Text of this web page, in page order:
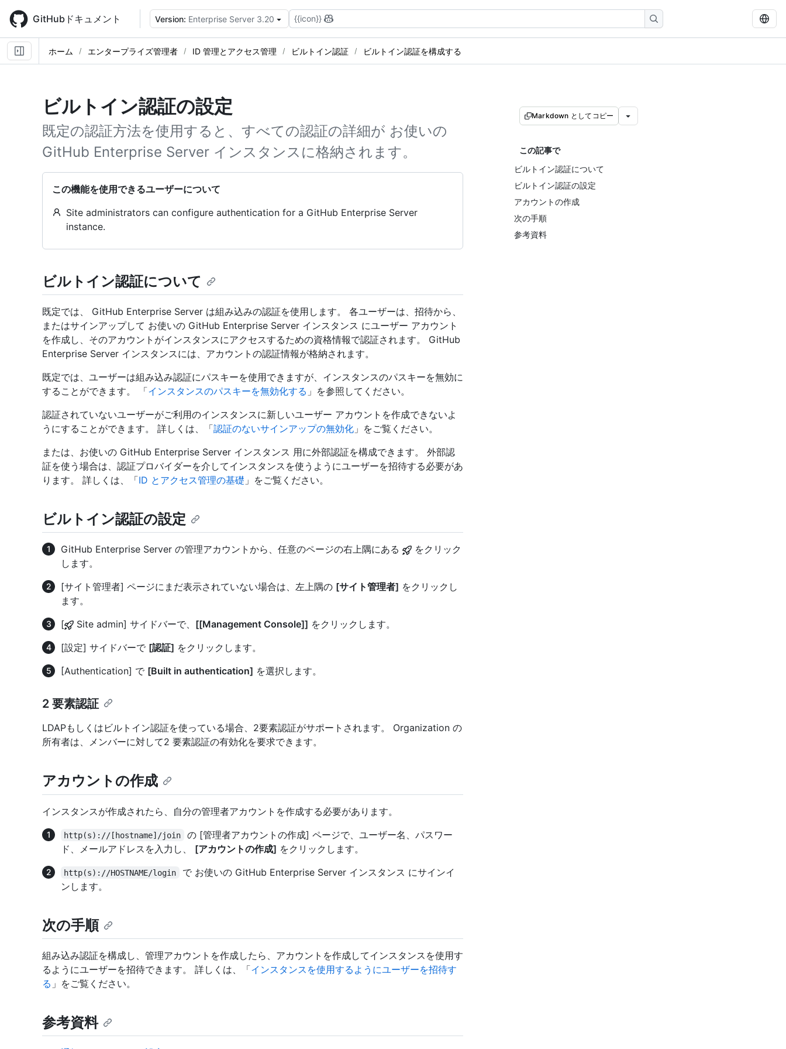
main
content
GitHubドキュメント Version: Enterprise Server 3.20 {{icon}}
ホーム エンタープライズ管理者 ID 管理とアクセス管理 ビルトイン認証 ビルトイン認証を構成する
ビルトイン認証の設定
既定の認証方法を使用すると、すべての認証の詳細が お使いの
GitHub Enterprise Server インスタンスに格納されます。
この機能を使用できるユーザーについて
Site administrators can configure authentication for a GitHub Enterprise Server
instance.
Markdown としてコピー
この記事で
ビルトイン認証について
ビルトイン認証の設定
アカウントの作成
次の手順
参考資料
ビルトイン認証について
既定では、 GitHub Enterprise Server は組み込みの認証を使用します。 各ユーザーは、招待から、
またはサインアップして お使いの GitHub Enterprise Server インスタンス にユーザー アカウント
を作成し、そのアカウントがインスタンスにアクセスするための資格情報で認証されます。 GitHub
Enterprise Server インスタンスには、アカウントの認証情報が格納されます。
既定では、ユーザーは組み込み認証にパスキーを使用できますが、インスタンスのパスキーを無効に
することができます。 「インスタンスのパスキーを無効化する 」を参照してください。
認証されていないユーザーがご利用のインスタンスに新しいユーザー アカウントを作成できないよ
うにすることができます。 詳しくは、「認証のないサインアップの無効化 」をご覧ください。
または、お使いの GitHub Enterprise Server インスタンス 用に外部認証を構成できます。 外部認
証を使う場合は、認証プロバイダーを介してインスタンスを使うようにユーザーを招待する必要があ
ります。 詳しくは、「ID とアクセス管理の基礎 」をご覧ください。
ビルトイン認証の設定
GitHub Enterprise Server の管理アカウントから、任意のページの右上隅にある
をクリック
します。
[サイト管理者] ページにまだ表示されていない場合は、左上隅の [サイト管理者] をクリックし
ます。
[
Site admin] サイドバーで、 [[Management Console]] をクリックします。
[設定] サイドバーで [認証] をクリックします。
[Authentication] で [Built in authentication] を選択します。
2 要素認証
LDAPもしくはビルトイン認証を使っている場合、2要素認証がサポートされます。 Organization の
所有者は、メンバーに対して2 要素認証の有効化を要求できます。
アカウントの作成
インスタンスが作成されたら、自分の管理者アカウントを作成する必要があります。
http(s)://[hostname]/join
の [管理者アカウントの作成] ページで、ユーザー名、パスワー
ド、メールアドレスを入力し、 [アカウントの作成] をクリックします。
http(s)://HOSTNAME/login
で お使いの GitHub Enterprise Server インスタンス にサインイ
ンします。
次の手順
組み込み認証を構成し、管理アカウントを作成したら、アカウントを作成してインスタンスを使用す
るようにユーザーを招待できます。 詳しくは、「インスタンスを使用するようにユーザーを招待す
る 」をご覧ください。
参考資料